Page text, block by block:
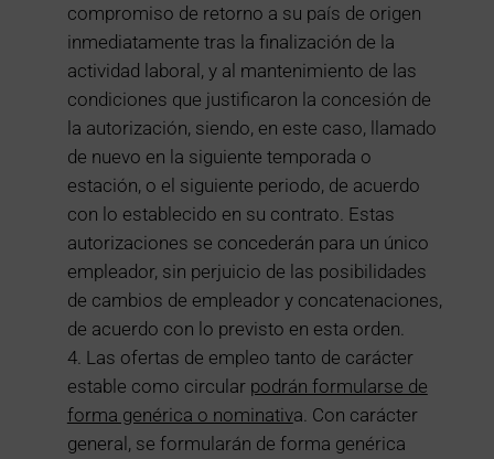
compromiso de retorno a su país de origen
inmediatamente tras la finalización de la
actividad laboral, y al mantenimiento de las
condiciones que justificaron la concesión de
la autorización, siendo, en este caso, llamado
de nuevo en la siguiente temporada o
estación, o el siguiente periodo, de acuerdo
con lo establecido en su contrato. Estas
autorizaciones se concederán para un único
empleador, sin perjuicio de las posibilidades
de cambios de empleador y concatenaciones,
de acuerdo con lo previsto en esta orden.
Las ofertas de empleo tanto de carácter
estable como circular podrán formularse de
forma genérica o nominativa. Con carácter
general, se formularán de forma genérica